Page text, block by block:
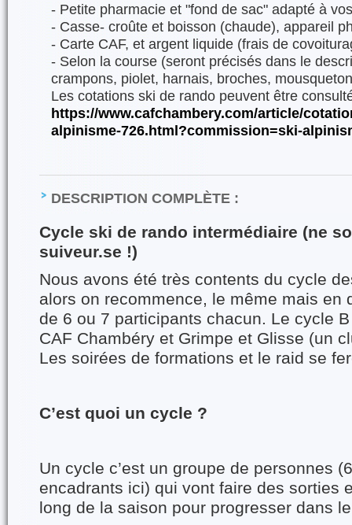
- Petite pharmacie et "fond de sac" adapté à
- Casse- croûte et boisson (chaude), appareil
- Carte CAF, et argent liquide (frais de
- Selon la course (seront précisés dans le
crampons, piolet, harnais, broches,
Les cotations ski de rando peuvent être
https://www.cafchambery.com/article/
alpinisme-726.html?commission=ski-
DESCRIPTION COMPLÈTE :
Cycle ski de rando intermédiaire (ne
suiveur.se !)
Nous avons été très contents du cycle
alors on recommence, le même mais en
de 6 ou 7 participants chacun. Le cycle
CAF Chambéry et Grimpe et Glisse (un
Les soirées de formations et le raid se
C’est quoi un cycle ?
Un cycle c’est un groupe de personnes
encadrants ici) qui vont faire des sorties
long de la saison pour progresser dans